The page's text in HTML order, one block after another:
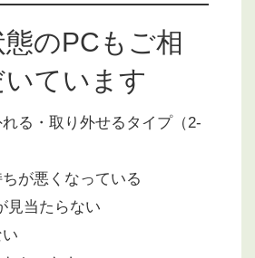
のPCもご相
ています
る・取り外せるタイプ（2-
が悪くなっている
見当たらない